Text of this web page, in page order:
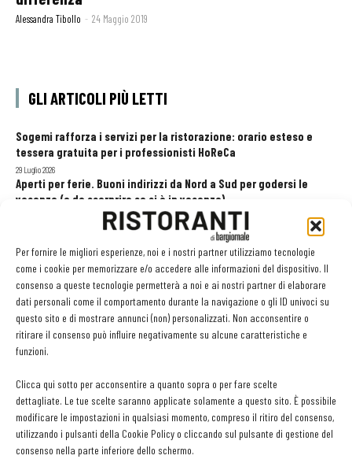
Per fornire le migliori esperienze, noi e i nostri partner utilizziamo tecnologie
come i cookie per memorizzare e/o accedere alle informazioni del dispositivo. Il
consenso a queste tecnologie permetterà a noi e ai nostri partner di elaborare
dati personali come il comportamento durante la navigazione o gli ID univoci su
questo sito e di mostrare annunci (non) personalizzati. Non acconsentire o
ritirare il consenso può influire negativamente su alcune caratteristiche e
funzioni.
Clicca qui sotto per acconsentire a quanto sopra o per fare scelte
dettagliate. Le tue scelte saranno applicate solamente a questo sito. È possibile
modificare le impostazioni in qualsiasi momento, compreso il ritiro del consenso,
utilizzando i pulsanti della Cookie Policy o cliccando sul pulsante di gestione del
consenso nella parte inferiore dello schermo.
Alessandra Tibollo - 24 Maggio 2019
GLI ARTICOLI PIÙ LETTI
Sogemi rafforza i servizi per la ristorazione: orario esteso e
tessera gratuita per i professionisti HoReCa
29 Luglio 2026
Aperti per ferie. Buoni indirizzi da Nord a Sud per godersi le
vacanze (o da scorprire se si è in vacanza)
Pos, compagni di gestione. Le ultime soluzioni delle aziende
8 Luglio 2026
EDICOLA WEB